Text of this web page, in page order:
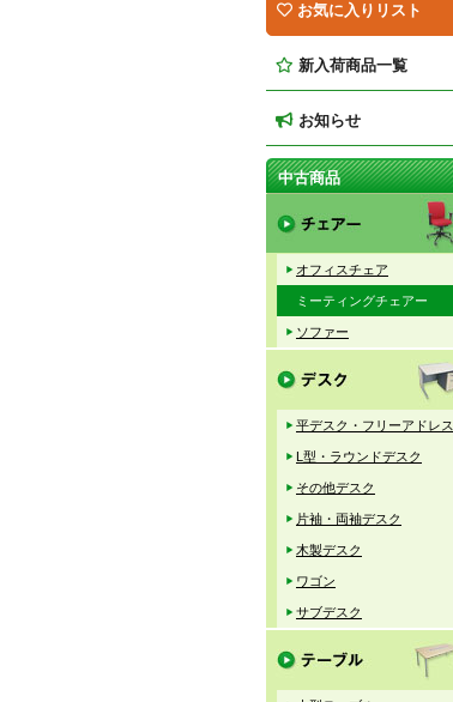
お気に入りリスト
新入荷商品一覧
お知らせ
中古商品
オフィスチェア
ミーティングチェアー
ソファー
平デスク・フリーアドレス
L型・ラウンドデスク
その他デスク
片袖・両袖デスク
木製デスク
ワゴン
サブデスク